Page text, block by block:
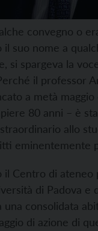
convegno o
il suo nome a
si spargeva la
il professor
a metà maggio
80 anni – è
allo
eminentemente
il Centro di ateneo
di Padova e
una consolidata
di azione di